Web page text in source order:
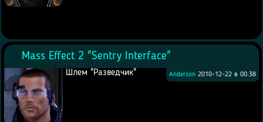
Mass Effect 2 "Sentry Interface"
Anderson 2010-12-22 в 00:38
Шлем "Разведчик"